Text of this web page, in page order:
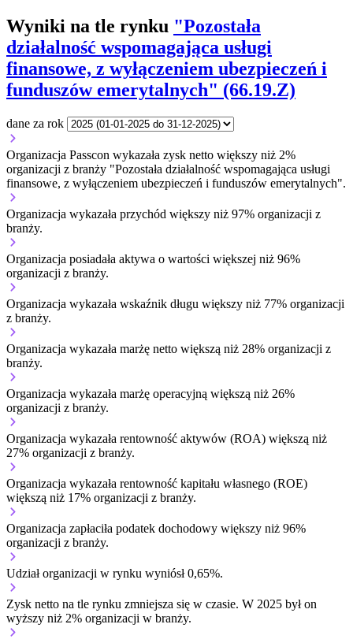
Wyniki na tle rynku "Pozostała
działalność wspomagająca usługi
finansowe, z wyłączeniem ubezpieczeń i
funduszów emerytalnych" (66.19.Z)
dane za rok
Organizacja Passcon wykazała zysk netto większy niż 2%
organizacji z branży "Pozostała działalność wspomagająca usługi
finansowe, z wyłączeniem ubezpieczeń i funduszów emerytalnych".
Organizacja wykazała przychód większy niż 97% organizacji z
branży.
Organizacja posiadała aktywa o wartości większej niż 96%
organizacji z branży.
Organizacja wykazała wskaźnik długu większy niż 77% organizacji
z branży.
Organizacja wykazała marżę netto większą niż 28% organizacji z
branży.
Organizacja wykazała marżę operacyjną większą niż 26%
organizacji z branży.
Organizacja wykazała rentowność aktywów (ROA) większą niż
27% organizacji z branży.
Organizacja wykazała rentowność kapitału własnego (ROE)
większą niż 17% organizacji z branży.
Organizacja zapłaciła podatek dochodowy większy niż 96%
organizacji z branży.
Udział organizacji w rynku wyniósł 0,65%.
Zysk netto na tle rynku zmniejsza się w czasie. W 2025 był on
wyższy niż 2% organizacji w branży.